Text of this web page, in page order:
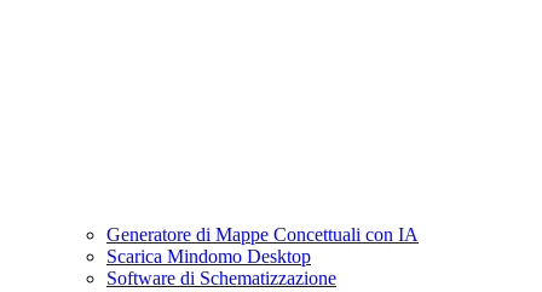
Generatore di Mappe Concettuali con IA
Scarica Mindomo Desktop
Software di Schematizzazione